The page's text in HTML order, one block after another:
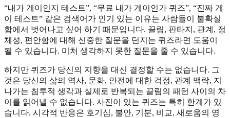
“내가 게이인지 테스트”, “무료 내가 게이인가 퀴즈”, “진짜 게
이 테스트” 같은 검색어가 인기 있는 이유는 사람들이 불확실
함에서 벗어나고 싶어 하기 때문입니다. 끌림, 판타지, 관계, 정
체성, 편안함에 대해 신중한 질문을 던지는 퀴즈라면 도움이
될 수 있습니다. 미처 생각하지 못한 질문을 줄 수 있습니다.
하지만 퀴즈가 당신의 지향을 대신 결정할 수는 없습니다. 그
것은 당신의 삶의 역사, 문화, 안전에 대한 걱정, 관계 맥락, 지
나가는 침투적 생각과 실제로 반복되는 끌림의 패턴 사이의 차
이를 읽어낼 수 없습니다. 사진이 있는 퀴즈는 특히 한계가 있
습니다. 시각적 반응은 호기심, 불안, 기분, 비교, 새로움의 영